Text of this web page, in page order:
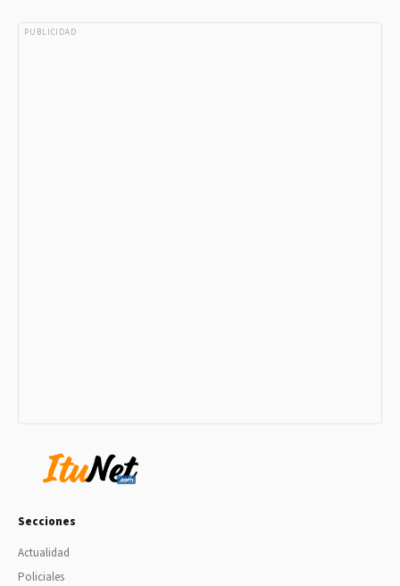
PUBLICIDAD
Secciones
Actualidad
Policiales